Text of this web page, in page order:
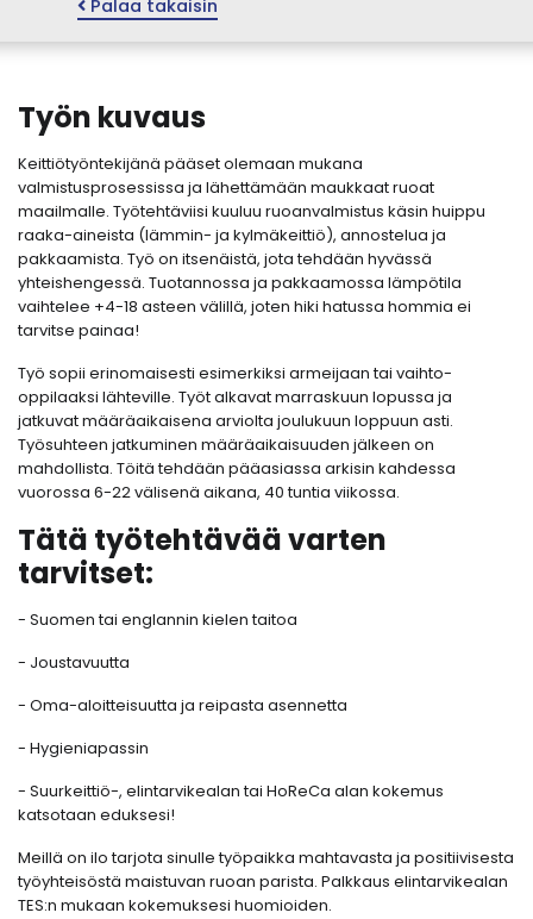
Palaa takaisin
Työn kuvaus
Keittiötyöntekijänä pääset olemaan mukana
valmistusprosessissa ja lähettämään maukkaat ruoat
maailmalle. Työtehtäviisi kuuluu ruoanvalmistus käsin huippu
raaka-aineista (lämmin- ja kylmäkeittiö), annostelua ja
pakkaamista. Työ on itsenäistä, jota tehdään hyvässä
yhteishengessä. Tuotannossa ja pakkaamossa lämpötila
vaihtelee +4-18 asteen välillä, joten hiki hatussa hommia ei
tarvitse painaa!
Työ sopii erinomaisesti esimerkiksi armeijaan tai vaihto-
oppilaaksi lähteville. Työt alkavat marraskuun lopussa ja
jatkuvat määräaikaisena arviolta joulukuun loppuun asti.
Työsuhteen jatkuminen määräaikaisuuden jälkeen on
mahdollista. Töitä tehdään pääasiassa arkisin kahdessa
vuorossa 6-22 välisenä aikana, 40 tuntia viikossa.
Tätä työtehtävää varten
tarvitset:
- Suomen tai englannin kielen taitoa
- Joustavuutta
- Oma-aloitteisuutta ja reipasta asennetta
- Hygieniapassin
- Suurkeittiö-, elintarvikealan tai HoReCa alan kokemus
katsotaan eduksesi!
Meillä on ilo tarjota sinulle työpaikka mahtavasta ja positiivisesta
työyhteisöstä maistuvan ruoan parista. Palkkaus elintarvikealan
TES:n mukaan kokemuksesi huomioiden.